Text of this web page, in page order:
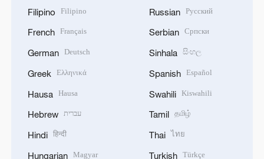
Filipino Filipino
French Français
German Deutsch
Greek Ελληνικά
Hausa Hausa
Hebrew עברית
Hindi हिन्दी
Hungarian Magyar
Russian Русский
Serbian Српски
Sinhala සිංහල
Spanish Español
Swahili Kiswahili
Tamil தமிழ்
Thai ไทย
Turkish Türkçe